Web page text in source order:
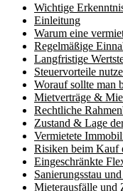
Wichtige
Einleitung
Warum eine
Regelmäßige
Langfristige
Steuervorteile
Worauf sollte man
Mietverträge &
Rechtliche
Zustand & Lage
Vermietete
Risiken beim Kauf
Eingeschränkte
Sanierungsstau
Mieterausfälle und